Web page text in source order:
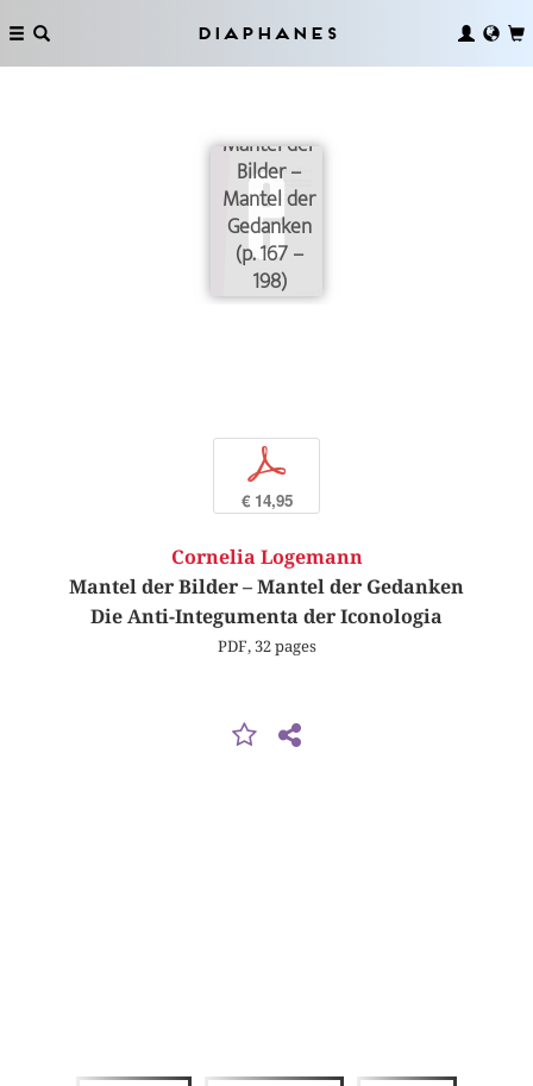
Diaphanes
Mantel der
Bilder –
Mantel der
Gedanken
(p. 167 –
198)
p
€ 14,95
Cornelia Logemann
Mantel der Bilder – Mantel der Gedanken
Die Anti-Integumenta der Iconologia
PDF, 32 pages